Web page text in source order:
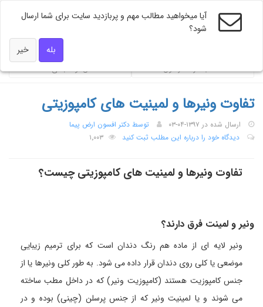
محاسبه گر فشار خون
شاخص توده بندی BMI
تفاوت ونیرها و لمینیت های کامپوزیتی
ارسال شده در ۱۳۹۷-۰۴-۰۳
توسط دکتر افسون ارض پیما
دیدگاه خود را درباره این مطلب ثبت کنید
۱٬۰۰۳
تفاوت ونیرها و لمینیت های کامپوزیتی چیست؟
ونیر و لمینت فرق دارند؟
ونیر لایه ای از ماده هم رنگ دندان است که برای ترمیم زیبایی
موضعی یا کلی روی دندان قرار داده می شود. به طور کلی ونیرها یا از
جنس کامپوزیت هستند (کامپوزیت ونیر) که در داخل مطب ساخته
می شوند و یا لمینیت ونیر که از جنس پرسلن (چینی) بوده و در
آیا میخواهید مطالب مهم و پربازدید سایت برای شما ارسال
شود؟
بله
خیر